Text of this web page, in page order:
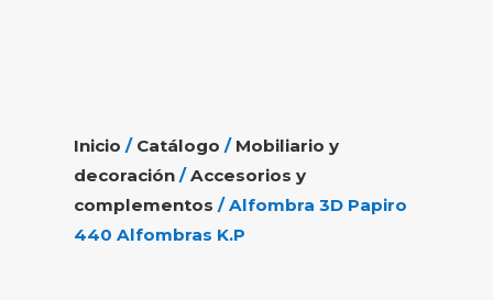
Inicio / Catálogo / Mobiliario y
decoración /Accesorios y
complementos / Alfombra 3D Papiro
440 Alfombras K.P